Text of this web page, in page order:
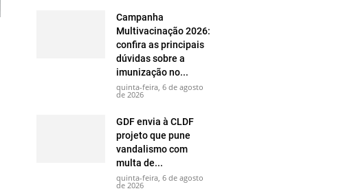
Campanha
Multivacinação 2026:
confira as principais
dúvidas sobre a
imunização no...
quinta-feira, 6 de agosto
de 2026
GDF envia à CLDF
projeto que pune
vandalismo com
multa de...
quinta-feira, 6 de agosto
de 2026